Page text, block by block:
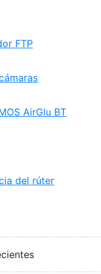
FTP
AirGlu BT
del rúter